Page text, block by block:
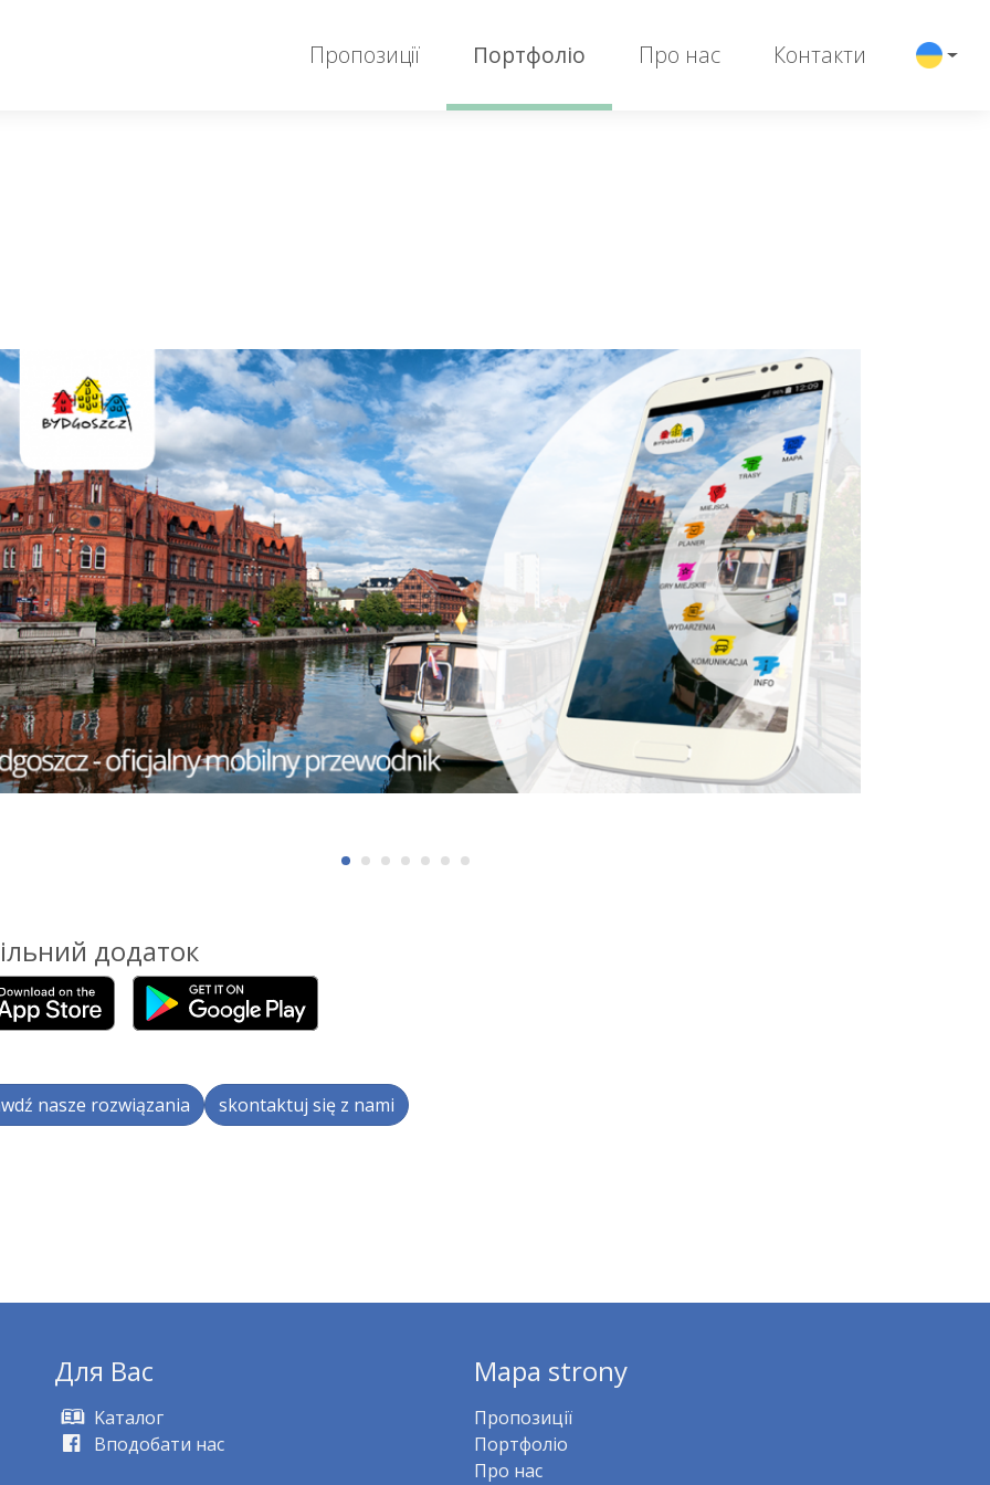
Пропозиції Портфоліо Про нас Контакти
додаток
nasze rozwiązania skontaktuj się z nami
Для Bас
Kаталог
Вподобати нас
Mapa strony
Пропозиції
Портфоліо
Про нас